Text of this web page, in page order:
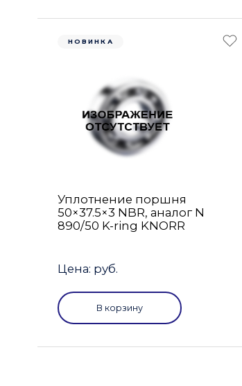
НОВИНКА
Уплотнение поршня
50×37.5×3 NBR, аналог N
890/50 K-ring KNORR
Цена: руб.
В корзину